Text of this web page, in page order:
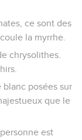
ce sont des
la myrrhe.
chrysolithes.
blanc posées sur
que le
est